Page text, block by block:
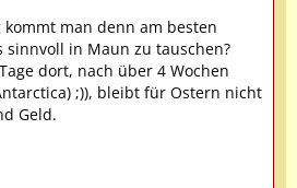
man denn am besten
sinnvoll in Maun zu tauschen?
dort, nach über 4 Wochen
;)), bleibt für Ostern nicht
Geld.